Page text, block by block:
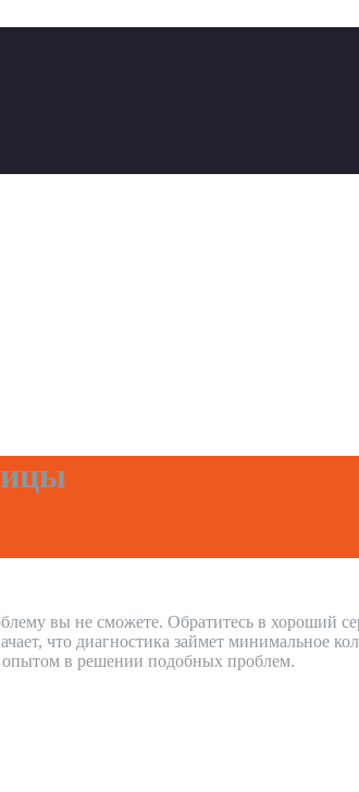
вы не сможете. Обратитесь в хороший
что диагностика займет минимальное
опытом в решении подобных проблем.